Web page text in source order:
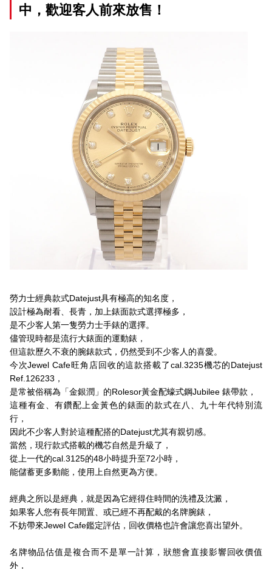
中，歡迎客人前來放售！
勞力士經典款式Datejust具有極高的知名度，
設計極為耐看、長青，加上錶面款式選擇極多，
是不少客人第一隻勞力士手錶的選擇。
儘管現時都是流行大錶面的運動錶，
但這款歷久不衰的腕錶款式，仍然受到不少客人的喜愛。
今次Jewel Cafe旺角店回收的這款搭載了cal.3235機芯的Datejust
Ref.126233，
是常被俗稱為「金銀潤」的Rolesor黃金配蠔式鋼Jubilee 錶帶款，
這種有金、有鑽配上金黃色的錶面的款式在八、九十年代特別流
行，
因此不少客人對於這種配搭的Datejust尤其有親切感。
當然，現行款式搭載的機芯自然是升級了，
從上一代的cal.3125的48小時提升至72小時，
能儲蓄更多動能，使用上自然更為方便。
經典之所以是經典，就是因為它經得住時間的洗禮及沈澱，
如果客人您有長年閒置、或已經不再配戴的名牌腕錶，
不妨帶來Jewel Cafe鑑定評估，回收價格也許會讓您喜出望外。
名牌物品估值是複合而不是單一計算，狀態會直接影響回收價值
外，